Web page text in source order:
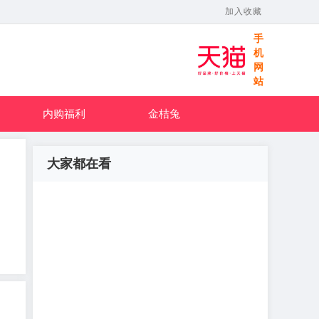
加入收藏
手
机
网
站
内购福利 金桔兔
大家都在看